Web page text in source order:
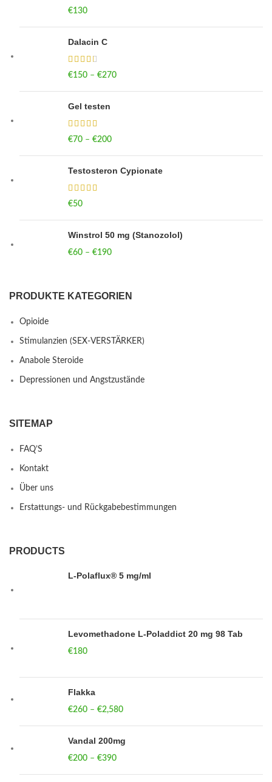
€130
Dalacin C
€150 – €270
Gel testen
€70 – €200
Testosteron Cypionate
€50
Winstrol 50 mg (Stanozolol)
€60 – €190
PRODUKTE KATEGORIEN
Opioide
Stimulanzien (SEX-VERSTÄRKER)
Anabole Steroide
Depressionen und Angstzustände
SITEMAP
FAQ’S
Kontakt
Über uns
Erstattungs- und Rückgabebestimmungen
PRODUCTS
L-Polaflux® 5 mg/ml
Levomethadone L-Poladdict 20 mg 98 Tab
€180
Flakka
€260 – €2,580
Vandal 200mg
€200 – €390